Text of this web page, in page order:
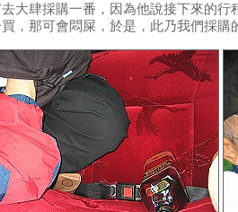
大肆採購一番，因為他說接下來的
，那可會悶屎，於是，此乃我們採購